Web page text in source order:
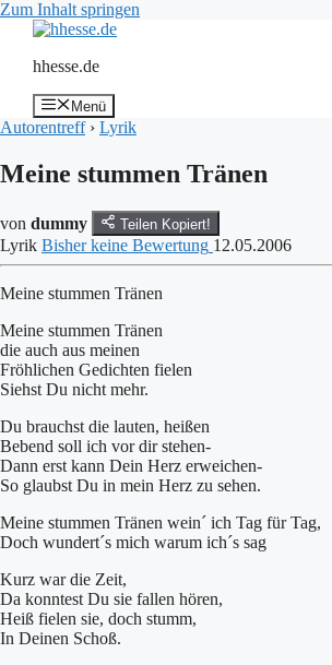
Zum Inhalt springen
hhesse.de
Menü
Autorentreff › Lyrik
Meine stummen Tränen
von dummy Teilen Kopiert!
Lyrik Bisher keine Bewertung 12.05.2006
Meine stummen Tränen
Meine stummen Tränen
die auch aus meinen
Fröhlichen Gedichten fielen
Siehst Du nicht mehr.
Du brauchst die lauten, heißen
Bebend soll ich vor dir stehen-
Dann erst kann Dein Herz erweichen-
So glaubst Du in mein Herz zu sehen.
Meine stummen Tränen wein´ ich Tag für Tag,
Doch wundert´s mich warum ich´s sag
Kurz war die Zeit,
Da konntest Du sie fallen hören,
Heiß fielen sie, doch stumm,
In Deinen Schoß.